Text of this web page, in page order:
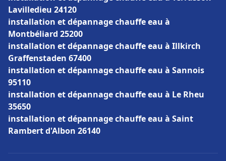
Lavilledieu 24120
installation et dépannage chauffe eau à
Montbéliard 25200
installation et dépannage chauffe eau à Illkirch
Graffenstaden 67400
installation et dépannage chauffe eau à Sannois
95110
installation et dépannage chauffe eau à Le Rheu
35650
installation et dépannage chauffe eau à Saint
Rambert d'Albon 26140